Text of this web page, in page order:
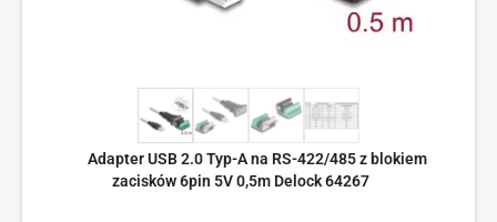
Adapter USB 2.0 Typ-A na RS-422/485 z blokiem
zacisków 6pin 5V 0,5m Delock 64267